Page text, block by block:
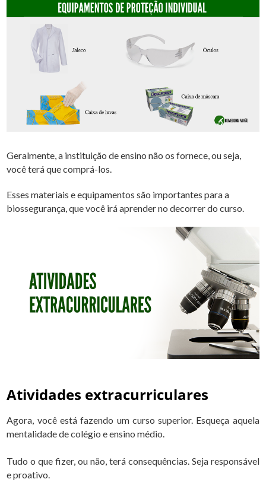
Geralmente, a instituição de ensino não os fornece, ou seja,
você terá que comprá-los.
Esses materiais e equipamentos são importantes para a
biossegurança, que você irá aprender no decorrer do curso.
Atividades extracurriculares
Agora, você está fazendo um curso superior. Esqueça aquela
mentalidade de colégio e ensino médio.
Tudo o que fizer, ou não, terá consequências. Seja responsável
e proativo.